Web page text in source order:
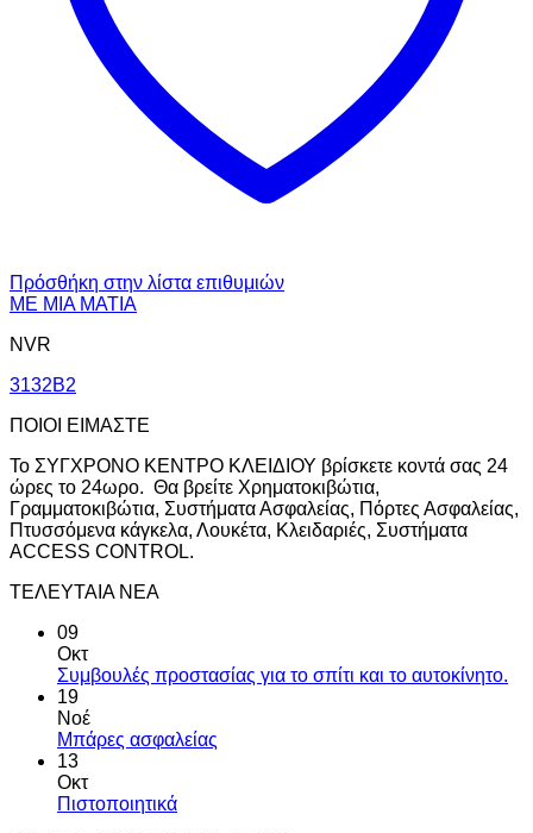
Πρόσθήκη στην λίστα επιθυμιών
ΜΕ ΜΙΑ ΜΑΤΙΑ
NVR
3132B2
ΠΟΙΟΙ ΕΙΜΑΣΤΕ
Το ΣΥΓΧΡΟΝΟ ΚΕΝΤΡΟ ΚΛΕΙΔΙΟΥ βρίσκετε κοντά σας 24
ώρες το 24ωρο. Θα βρείτε Χρηματοκιβώτια,
Γραμματοκιβώτια, Συστήματα Ασφαλείας, Πόρτες Ασφαλείας,
Πτυσσόμενα κάγκελα, Λουκέτα, Κλειδαριές, Συστήματα
ACCESS CONTROL.
ΤΕΛΕΥΤΑΙΑ ΝΕΑ
09
Οκτ
Συμβουλές προστασίας για το σπίτι και το αυτοκίνητο.
19
Νοέ
Μπάρες ασφαλείας
13
Οκτ
Πιστοποιητικά